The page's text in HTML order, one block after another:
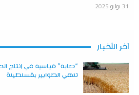
31 يوليو 2025
آخر الأخبار
تنهي الطوابير بقسنطينة